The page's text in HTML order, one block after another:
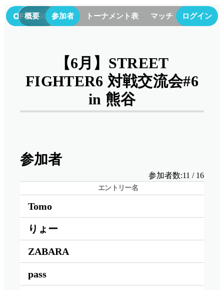
【6月】STREET
FIGHTER6 対戦交流会#6
in 熊谷
参加者
参加者数:11 / 16
エントリー名
Tomo
りょー
ZABARA
pass
概要 参加者 トーナメント表 マッチ 結果
ログイン